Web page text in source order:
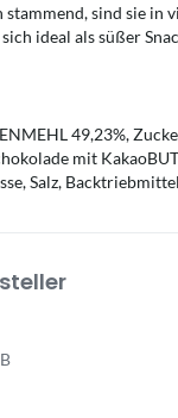
stammend, sind sie in
ideal als süßer
49,23%,
mit
Salz,